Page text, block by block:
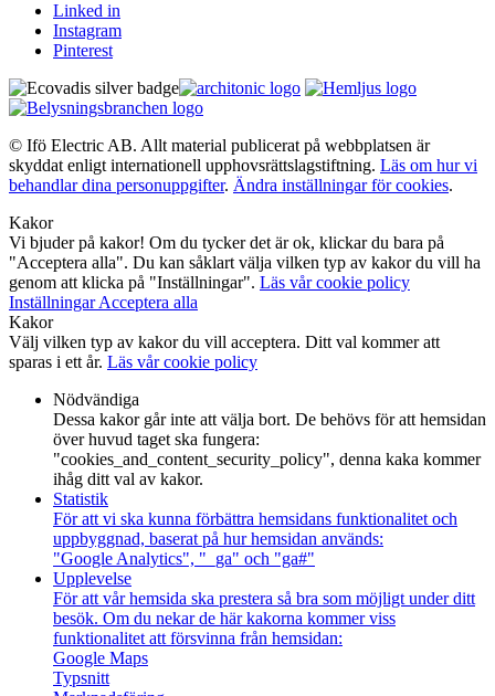
Linked in
Instagram
Pinterest
© Ifö Electric AB. Allt material publicerat på webbplatsen är
skyddat enligt internationell upphovsrättslagstiftning. Läs om hur vi
behandlar dina personuppgifter. Ändra inställningar för cookies.
Kakor
Vi bjuder på kakor! Om du tycker det är ok, klickar du bara på
"Acceptera alla". Du kan såklart välja vilken typ av kakor du vill ha
genom att klicka på "Inställningar". Läs vår cookie policy
InställningarAcceptera alla
Kakor
Välj vilken typ av kakor du vill acceptera. Ditt val kommer att
sparas i ett år. Läs vår cookie policy
Nödvändiga
Dessa kakor går inte att välja bort. De behövs för att hemsidan
över huvud taget ska fungera:
"cookies_and_content_security_policy", denna kaka kommer
ihåg ditt val av kakor.
Statistik
För att vi ska kunna förbättra hemsidans funktionalitet och
uppbyggnad, baserat på hur hemsidan används:
"Google Analytics", "_ga" och "ga#"
Upplevelse
För att vår hemsida ska prestera så bra som möjligt under ditt
besök. Om du nekar de här kakorna kommer viss
funktionalitet att försvinna från hemsidan:
Google Maps
Typsnitt